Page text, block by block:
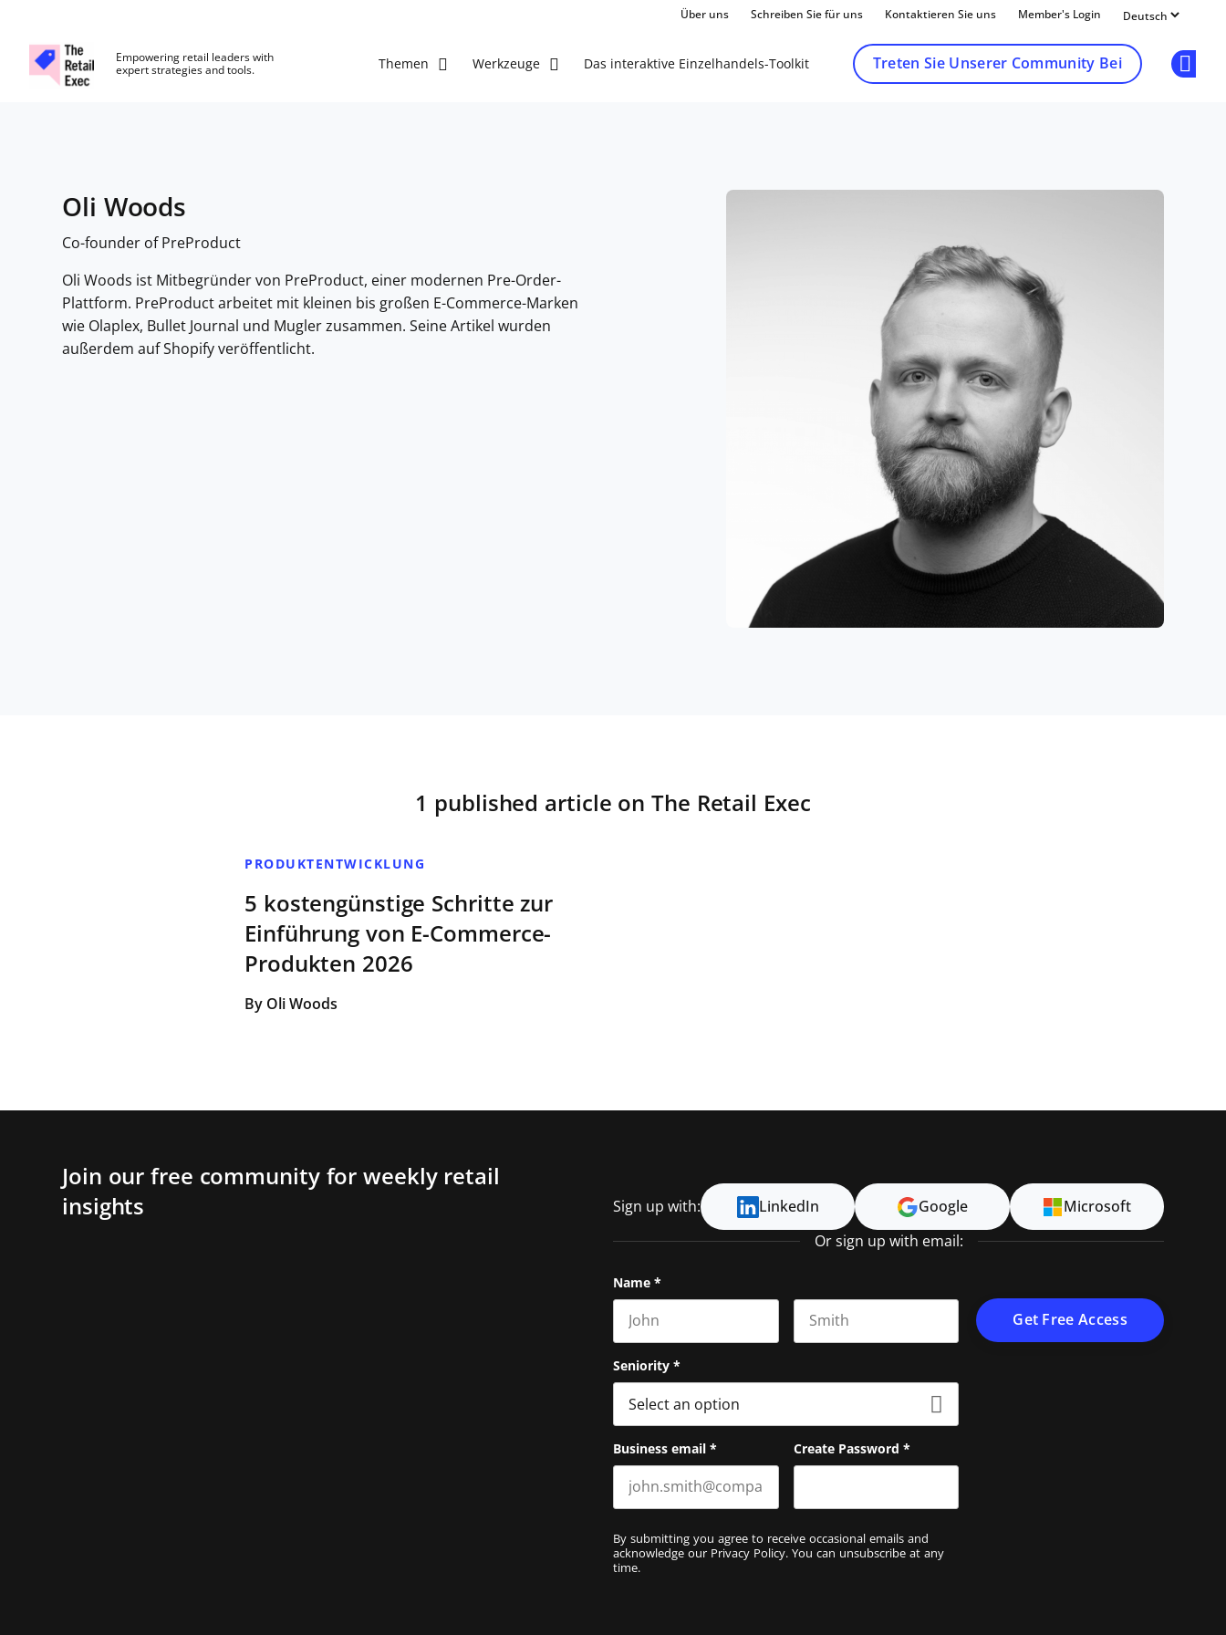
Über uns Schreiben Sie für uns Kontaktieren Sie uns Member's Login
Empowering retail leaders with
expert strategies and tools.
Themen Werkzeuge Das interaktive Einzelhandels-Toolkit Treten Sie Unserer Community Bei
Oli Woods
Co-founder of PreProduct
Oli Woods ist Mitbegründer von PreProduct, einer modernen Pre-Order-
Plattform. PreProduct arbeitet mit kleinen bis großen E-Commerce-Marken
wie Olaplex, Bullet Journal und Mugler zusammen. Seine Artikel wurden
außerdem auf Shopify veröffentlicht.
1 published article on The Retail Exec
PRODUKTENTWICKLUNG
5 kostengünstige Schritte zur
Einführung von E-Commerce-
Produkten 2026
By Oli Woods
Join our free community for weekly retail
insights
Sign up with: LinkedIn Google Microsoft
Or sign up with email:
Name *
Seniority *
Business email * Create Password *
By submitting you agree to receive occasional emails and
acknowledge our Privacy Policy. You can unsubscribe at any
time.